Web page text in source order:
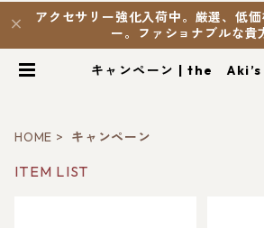
アクセサリー強化入荷中。厳選、低
ー。ファショナブルな貴
キャンペーン | the
HOME キャンペーン
ITEM LIST